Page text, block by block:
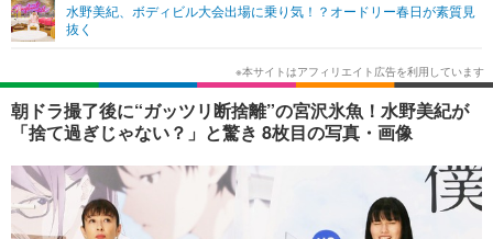
ショッピング その他
エンタメTOP
韓国・芸能
音楽 スポーツ
ショッピング その他
ライフ
ライフTOP グルメ
ペット ショッピング
その他
リリース一覧
プッシュ通知の停止方法
水野美紀、ボディビル大会出場に乗り気！？オードリー春日が素質見
抜く
朝ドラ撮了後に“ガッツリ断捨離”の宮沢氷魚！水野美紀が
「捨て過ぎじゃない？」と驚き 8枚目の写真・画像